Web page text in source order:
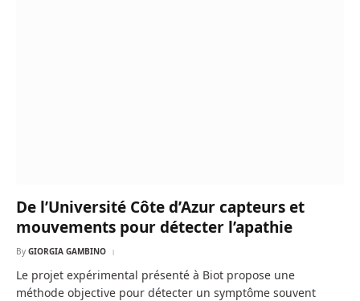
De l’Université Côte d’Azur capteurs et
mouvements pour détecter l’apathie
By GIORGIA GAMBINO
Le projet expérimental présenté à Biot propose une
méthode objective pour détecter un symptôme souvent